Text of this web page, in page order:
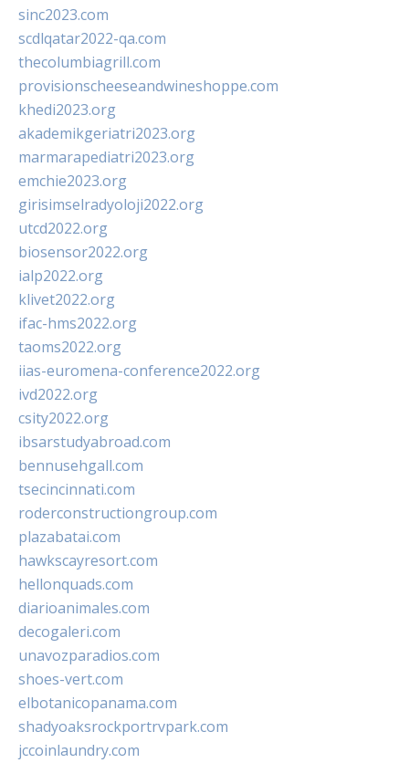
sinc2023.com
scdlqatar2022-qa.com
thecolumbiagrill.com
provisionscheeseandwineshoppe.com
khedi2023.org
akademikgeriatri2023.org
marmarapediatri2023.org
emchie2023.org
girisimselradyoloji2022.org
utcd2022.org
biosensor2022.org
ialp2022.org
klivet2022.org
ifac-hms2022.org
taoms2022.org
iias-euromena-conference2022.org
ivd2022.org
csity2022.org
ibsarstudyabroad.com
bennusehgall.com
tsecincinnati.com
roderconstructiongroup.com
plazabatai.com
hawkscayresort.com
hellonquads.com
diarioanimales.com
decogaleri.com
unavozparadios.com
shoes-vert.com
elbotanicopanama.com
shadyoaksrockportrvpark.com
jccoinlaundry.com